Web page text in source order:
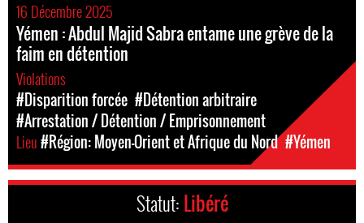
16 Décembre 2025
Yémen : Abdul Majid Sabra entame une grève de la
faim en détention
Violations
#Disparition forcée #Détention arbitraire
#Arrestation / Détention / Emprisonnement
Lieu#Région: Moyen-Orient et Afrique du Nord #Yémen
Statut: Libéré